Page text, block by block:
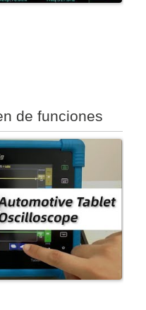
de funciones